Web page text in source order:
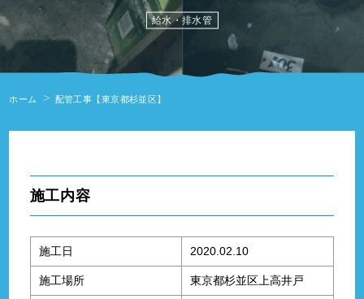
給水・排水管
ホーム 配管工事【東京都杉並区】
施工内容
施工日 2020.02.10
施工場所 東京都杉並区上高井戸